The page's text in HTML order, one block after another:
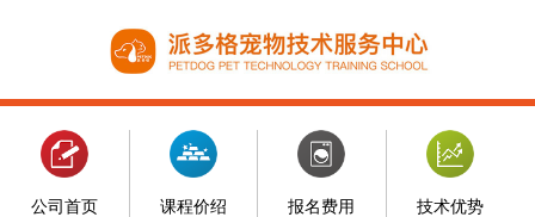
公司首页 课程价绍 报名费用 技术优势